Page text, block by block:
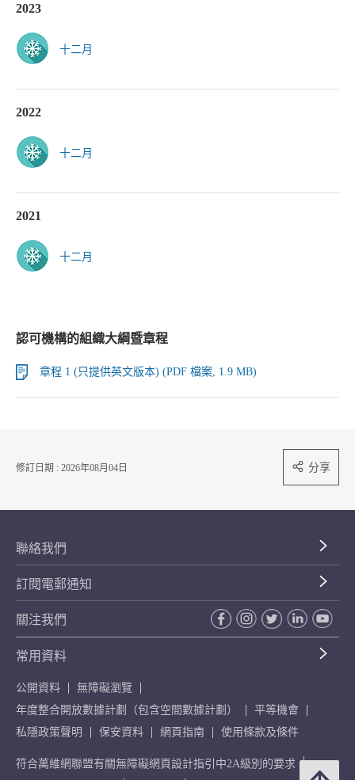
2023
十二月
2022
十二月
2021
十二月
認可機構的組織大綱暨章程
章程 1 (只提供英文版本) (PDF 檔案, 1.9 MB)
修訂日期 : 2026年08月04日 分享
聯絡我們
訂閱電郵通知
關注我們
常用資料
公開資料
無障礙瀏覽
年度整合開放數據計劃（包含空間數據計劃）
平等機會
私隱政策聲明
保安資料 網頁指南 使用條款及條件
符合萬維網聯盟有關無障礙網頁設計指引中2A級別的要求